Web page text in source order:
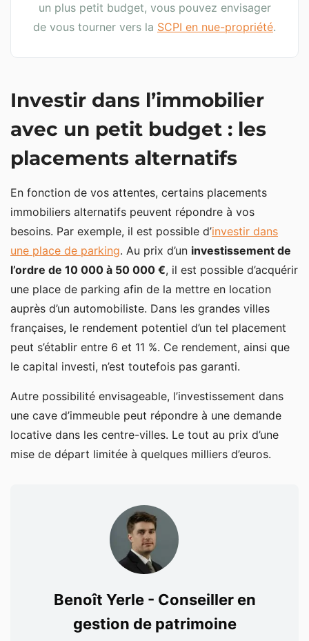
un plus petit budget, vous pouvez envisager
de vous tourner vers la SCPI en nue-propriété.
Investir dans l’immobilier
avec un petit budget : les
placements alternatifs
En fonction de vos attentes, certains placements
immobiliers alternatifs peuvent répondre à vos
besoins. Par exemple, il est possible d’investir dans
une place de parking. Au prix d’un investissement de
l’ordre de 10 000 à 50 000 €, il est possible d’acquérir
une place de parking afin de la mettre en location
auprès d’un automobiliste. Dans les grandes villes
françaises, le rendement potentiel d’un tel placement
peut s’établir entre 6 et 11 %. Ce rendement, ainsi que
le capital investi, n’est toutefois pas garanti.
Autre possibilité envisageable, l’investissement dans
une cave d’immeuble peut répondre à une demande
locative dans les centre-villes. Le tout au prix d’une
mise de départ limitée à quelques milliers d’euros.
Benoît Yerle - Conseiller en
gestion de patrimoine